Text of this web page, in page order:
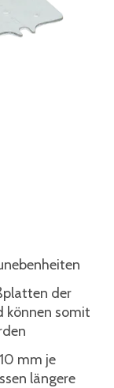
der
können somit
mm je
längere